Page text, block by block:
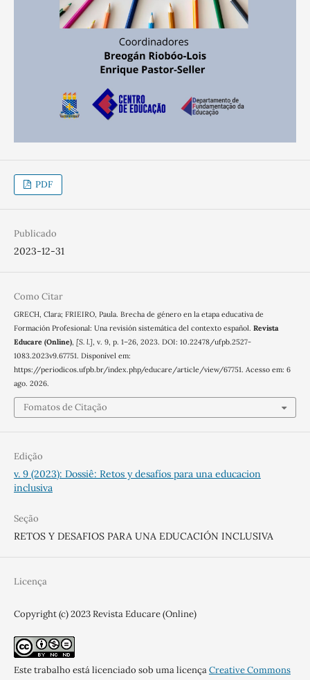
PDF
Publicado
2023-12-31
Como Citar
GRECH, Clara; FRIEIRO, Paula. Brecha de género en la etapa educativa de
Formación Profesional: Una revisión sistemática del contexto español. Revista
Educare (Online), [S. l.], v. 9, p. 1–26, 2023. DOI: 10.22478/ufpb.2527-
1083.2023v9.67751. Disponível em:
https://periodicos.ufpb.br/index.php/educare/article/view/67751. Acesso em: 6
ago. 2026.
Fomatos de Citação
Edição
v. 9 (2023): Dossiê: Retos y desafíos para una educacion
inclusiva
Seção
RETOS Y DESAFIOS PARA UNA EDUCACIÓN INCLUSIVA
Licença
Copyright (c) 2023 Revista Educare (Online)
Este trabalho está licenciado sob uma licençaCreative Commons